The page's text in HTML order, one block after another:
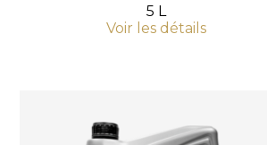
5 L
Voir les détails